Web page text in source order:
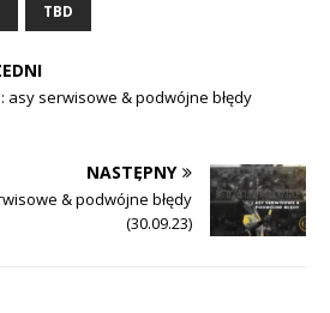
TBD
asy serwisowe & podwójne błędy
NASTĘPNY
& podwójne błędy
(30.09.23)